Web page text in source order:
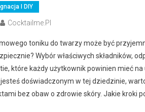
I DIY
Cocktailme.pl
toniku do twarzy może być
Wybór właściwych składników,
które każdy użytkownik powinien mieć
doświadczonym w tej dziedzinie,
bez obaw o zdrowie skóry. Jakie kroki